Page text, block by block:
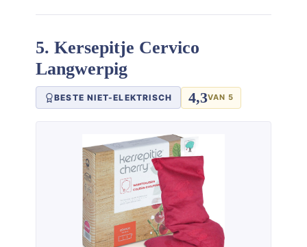
5. Kersepitje Cervico
Langwerpig
BESTE NIET-ELEKTRISCH 4,3VAN 5